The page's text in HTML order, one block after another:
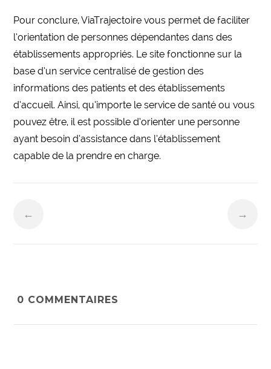
Pour conclure, ViaTrajectoire vous permet de faciliter
l’orientation de personnes dépendantes dans des
établissements appropriés. Le site fonctionne sur la
base d’un service centralisé de gestion des
informations des patients et des établissements
d’accueil. Ainsi, qu’importe le service de santé ou vous
pouvez être, il est possible d’orienter une personne
ayant besoin d’assistance dans l’établissement
capable de la prendre en charge.
← →
0 COMMENTAIRES